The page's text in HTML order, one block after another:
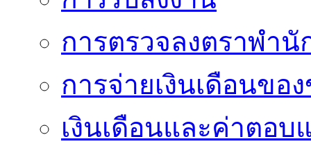
การตรวจลงตราพำ
การจ่ายเงินเดือนขอ
เงินเดือนและค่าตอบ